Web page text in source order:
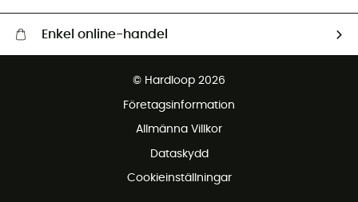
Enkel online-handel
© Hardloop 2026
Företagsinformation
Allmänna Villkor
Dataskydd
Cookieinställningar